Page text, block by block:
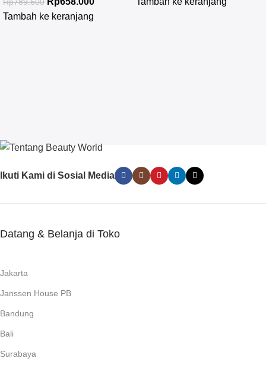
Twinpack
Rp789.600
Tambah ke keranjang
Ikuti Kami di Sosial Media
Datang & Belanja di Toko
Jakarta
Janssen House PB
Bandung
Bali
Surabaya